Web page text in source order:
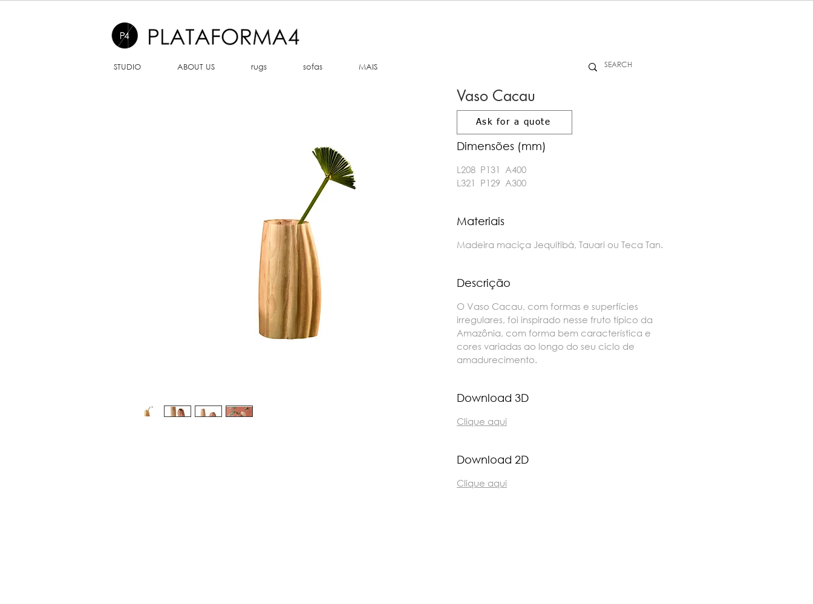
STUDIO ABOUT US rugs sofas MAIS
Vaso Cacau
Dimensões (mm)
L208 P131 A400
L321 P129 A300
Materiais
Madeira maciça Jequitibá, Tauari ou Teca Tan.
Descrição
O Vaso Cacau, com formas e superfícies
irregulares, foi inspirado nesse fruto típico da
Amazônia, com forma bem característica e
cores variadas ao longo do seu ciclo de
amadurecimento.
Download 3D
Clique aqui
Download 2D
Clique aqui
Ask for a quote